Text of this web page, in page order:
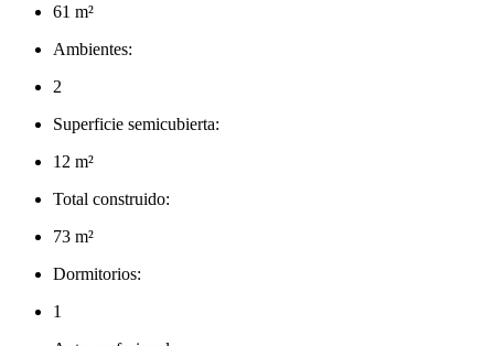
61 m²
Ambientes:
2
Superficie semicubierta:
12 m²
Total construido:
73 m²
Dormitorios:
1